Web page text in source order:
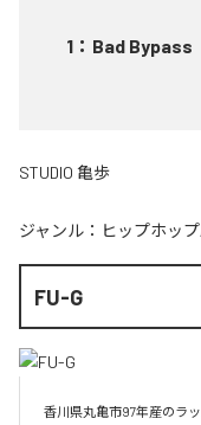
1 ： Bad Bypass
STUDIO 亀歩
ジャンル： ヒップホッ
FU-G
香川県丸亀市97年産のラ